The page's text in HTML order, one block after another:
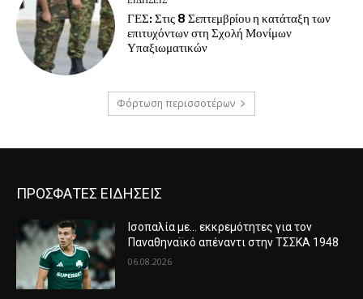
ΓΕΣ: Στις 8 Σεπτεμβρίου η κατάταξη των
επιτυχόντων στη Σχολή Μονίμων
Υπαξιωματικών
Φόρτωση περισσοτέρων
ΠΡΟΣΦΑΤΕΣ ΕΙΔΗΣΕΙΣ
Ισοπαλία με… εκκρεμότητες για τον
Παναθηναϊκό απέναντι στην ΤΣΣΚΑ 1948
06.08.2026